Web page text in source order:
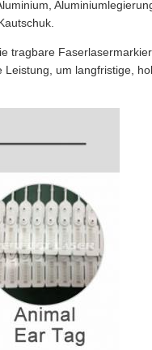
tragbare
um langfristige,